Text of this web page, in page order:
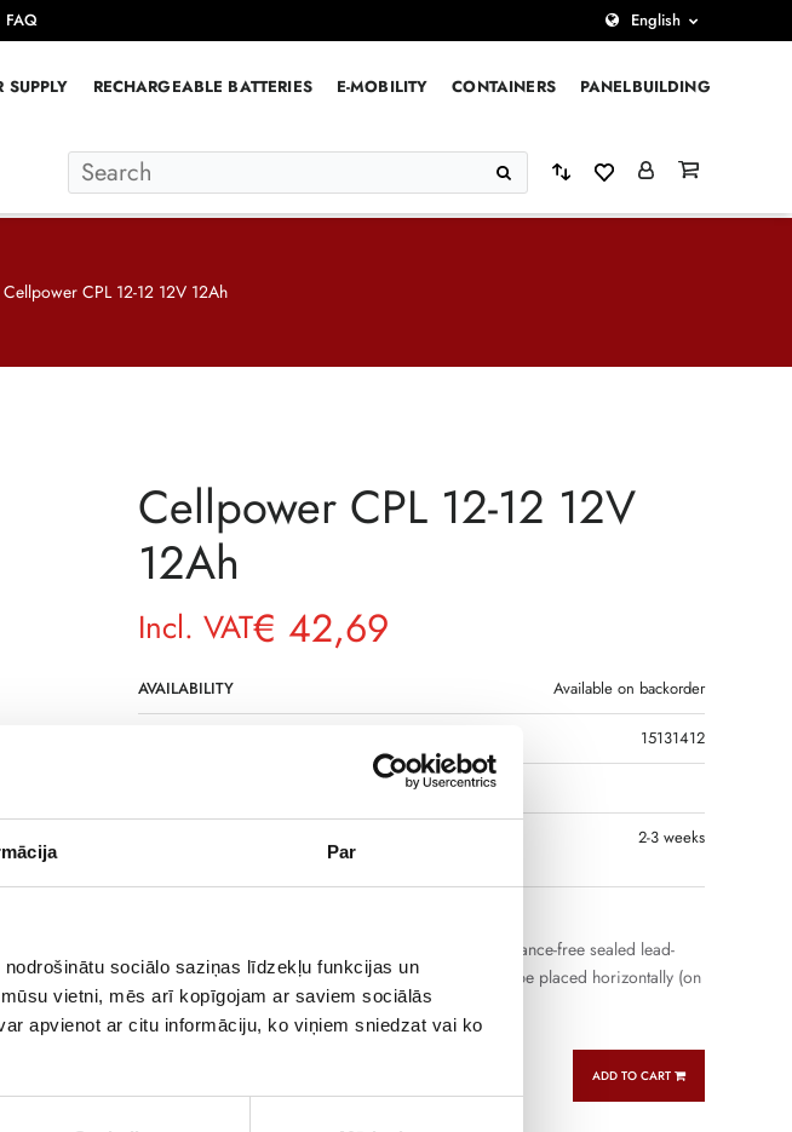
Par
sociālo saziņas līdzekļu funkcijas un
vietni, mēs arī kopīgojam ar saviem sociālās
apvienot ar citu informāciju, ko viņiem sniedzat vai ko
FAQ English
SUPPLY RECHARGEABLE BATTERIES E-MOBILITY CONTAINERS PANELBUILDING
Cellpower CPL 12-12 12V 12Ah
Cellpower CPL 12-12 12V
12Ah
€ 42,69
Incl. VAT
AVAILABILITY Available on backorder
15131412
2-3 weeks
The batteries manufactured by Cellpower are maintenance-free sealed lead-
acid batteries with immobilized electrolyte. They can be placed horizontally (on
their sides) for operation.
ADD TO CART